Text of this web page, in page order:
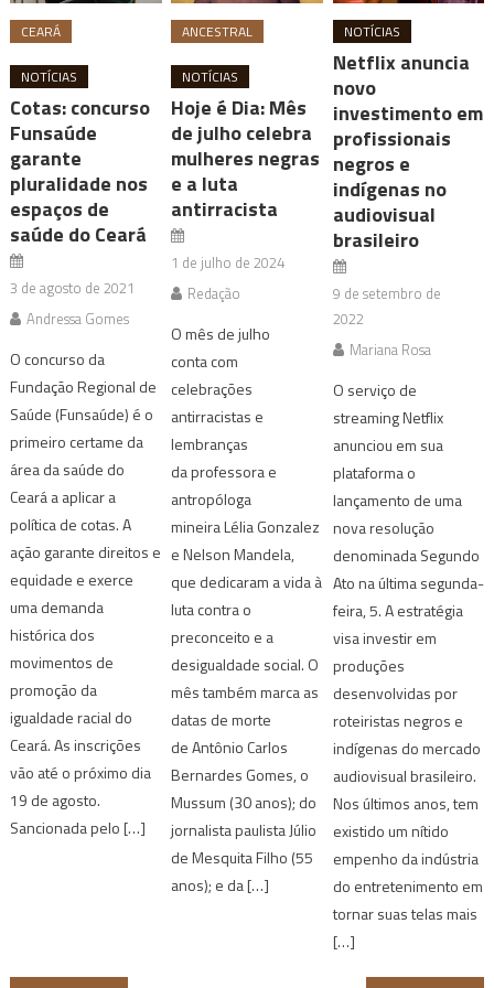
CEARÁ
NOTÍCIAS
Cotas: concurso
Funsaúde
garante
pluralidade nos
espaços de
saúde do Ceará
3 de agosto de 2021
Andressa Gomes
O concurso da
Fundação Regional de
Saúde (Funsaúde) é o
primeiro certame da
área da saúde do
Ceará a aplicar a
política de cotas. A
ação garante direitos e
equidade e exerce
uma demanda
histórica dos
movimentos de
promoção da
igualdade racial do
Ceará. As inscrições
vão até o próximo dia
19 de agosto.
Sancionada pelo […]
ANCESTRAL
NOTÍCIAS
Hoje é Dia: Mês
de julho celebra
mulheres negras
e a luta
antirracista
1 de julho de 2024
Redação
O mês de julho
conta com
celebrações
antirracistas e
lembranças
da professora e
antropóloga
mineira Lélia Gonzalez
e Nelson Mandela,
que dedicaram a vida à
luta contra o
preconceito e a
desigualdade social. O
mês também marca as
datas de morte
de Antônio Carlos
Bernardes Gomes, o
Mussum (30 anos); do
jornalista paulista Júlio
de Mesquita Filho (55
anos); e da […]
NOTÍCIAS
Netflix anuncia
novo
investimento em
profissionais
negros e
indígenas no
audiovisual
brasileiro
9 de setembro de
2022
Mariana Rosa
O serviço de
streaming Netflix
anunciou em sua
plataforma o
lançamento de uma
nova resolução
denominada Segundo
Ato na última segunda-
feira, 5. A estratégia
visa investir em
produções
desenvolvidas por
roteiristas negros e
indígenas do mercado
audiovisual brasileiro.
Nos últimos anos, tem
existido um nítido
empenho da indústria
do entretenimento em
tornar suas telas mais
[…]